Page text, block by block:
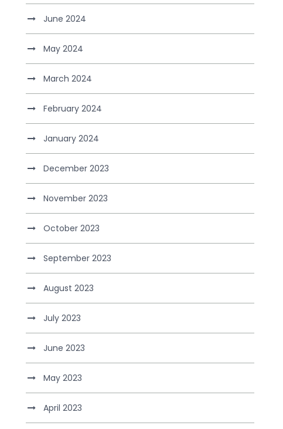
June 2024
May 2024
March 2024
February 2024
January 2024
December 2023
November 2023
October 2023
September 2023
August 2023
July 2023
June 2023
May 2023
April 2023